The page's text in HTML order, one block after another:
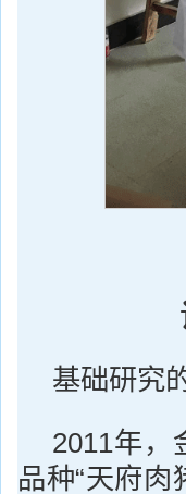
基础研究
2011年，
品种“天府